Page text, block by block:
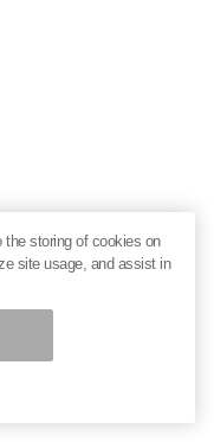
るから」と手を出
柄は思うように
業の「性質」＝栫
治が解説
the storing of cookies on
site usage, and assist in